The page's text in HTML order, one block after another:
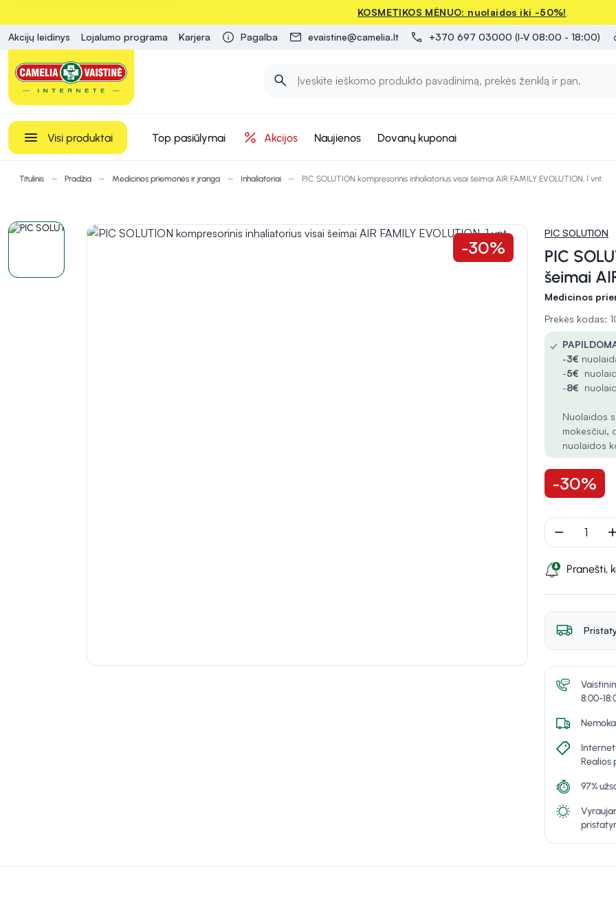
KOSMETIKOS MĖNUO: nuolaidos iki -50%!
Akcijų leidinys Lojalumo programa Karjera Pagalba evaistine@camelia.lt +370 697 03000 (I-V 08:00 - 18:00)
Visi produktai Top pasiūlymai Akcijos Naujienos Dovanų kuponai
Titulinis Pradžia Medicinos priemonės ir įranga Inhaliatoriai PIC SOLUTION kompresorinis inhaliatorius visai šeimai AIR FAMILY EVOLUTION, 1 vnt.
-30%
PIC SOLUTION
PIC
šeimai
Medicinos
Prekės kodas:
✓
-3€
-5€
-8€
Nuolaidos
mokesčiui,
nuolaidos
-30%
remove
Pranešti,
8:00-
Realios
97%